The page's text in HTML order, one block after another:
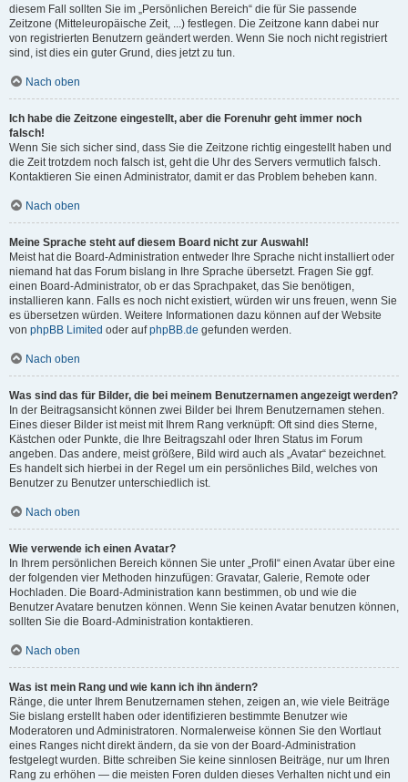
diesem Fall sollten Sie im „Persönlichen Bereich“ die für Sie passende
Zeitzone (Mitteleuropäische Zeit, ...) festlegen. Die Zeitzone kann dabei nur
von registrierten Benutzern geändert werden. Wenn Sie noch nicht registriert
sind, ist dies ein guter Grund, dies jetzt zu tun.
Nach oben
Ich habe die Zeitzone eingestellt, aber die Forenuhr geht immer noch
falsch!
Wenn Sie sich sicher sind, dass Sie die Zeitzone richtig eingestellt haben und
die Zeit trotzdem noch falsch ist, geht die Uhr des Servers vermutlich falsch.
Kontaktieren Sie einen Administrator, damit er das Problem beheben kann.
Nach oben
Meine Sprache steht auf diesem Board nicht zur Auswahl!
Meist hat die Board-Administration entweder Ihre Sprache nicht installiert oder
niemand hat das Forum bislang in Ihre Sprache übersetzt. Fragen Sie ggf.
einen Board-Administrator, ob er das Sprachpaket, das Sie benötigen,
installieren kann. Falls es noch nicht existiert, würden wir uns freuen, wenn Sie
es übersetzen würden. Weitere Informationen dazu können auf der Website
von phpBB Limited oder aufphpBB.de gefunden werden.
Nach oben
Was sind das für Bilder, die bei meinem Benutzernamen angezeigt werden?
In der Beitragsansicht können zwei Bilder bei Ihrem Benutzernamen stehen.
Eines dieser Bilder ist meist mit Ihrem Rang verknüpft: Oft sind dies Sterne,
Kästchen oder Punkte, die Ihre Beitragszahl oder Ihren Status im Forum
angeben. Das andere, meist größere, Bild wird auch als „Avatar“ bezeichnet.
Es handelt sich hierbei in der Regel um ein persönliches Bild, welches von
Benutzer zu Benutzer unterschiedlich ist.
Nach oben
Wie verwende ich einen Avatar?
In Ihrem persönlichen Bereich können Sie unter „Profil“ einen Avatar über eine
der folgenden vier Methoden hinzufügen: Gravatar, Galerie, Remote oder
Hochladen. Die Board-Administration kann bestimmen, ob und wie die
Benutzer Avatare benutzen können. Wenn Sie keinen Avatar benutzen können,
sollten Sie die Board-Administration kontaktieren.
Nach oben
Was ist mein Rang und wie kann ich ihn ändern?
Ränge, die unter Ihrem Benutzernamen stehen, zeigen an, wie viele Beiträge
Sie bislang erstellt haben oder identifizieren bestimmte Benutzer wie
Moderatoren und Administratoren. Normalerweise können Sie den Wortlaut
eines Ranges nicht direkt ändern, da sie von der Board-Administration
festgelegt wurden. Bitte schreiben Sie keine sinnlosen Beiträge, nur um Ihren
Rang zu erhöhen — die meisten Foren dulden dieses Verhalten nicht und ein